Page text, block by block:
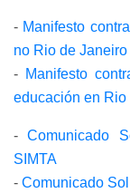
- Manifesto
no Rio de Janeiro
- Manifesto
educación en Rio
-Comunicado
SIMTA
- Comunicado